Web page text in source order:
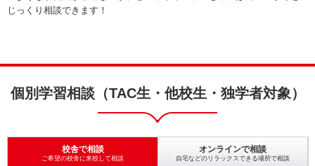
じっくり相談できます！
個別学習相談（TAC生・他校生・独学者対象）
校舎で相談
ご希望の校舎に来校して相談
オンラインで相談
自宅などのリラックスできる場所で相談